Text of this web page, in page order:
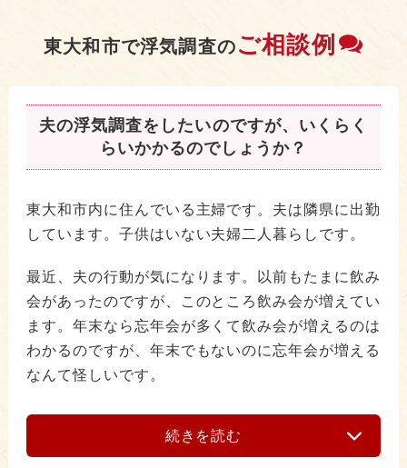
東大和市で浮気調査のご相談例
夫の浮気調査をしたいのですが、いくらく
らいかかるのでしょうか？
東大和市内に住んでいる主婦です。夫は隣県に出勤
しています。子供はいない夫婦二人暮らしです。
最近、夫の行動が気になります。以前もたまに飲み
会があったのですが、このところ飲み会が増えてい
ます。年末なら忘年会が多くて飲み会が増えるのは
わかるのですが、年末でもないのに忘年会が増える
なんて怪しいです。
続きを読む